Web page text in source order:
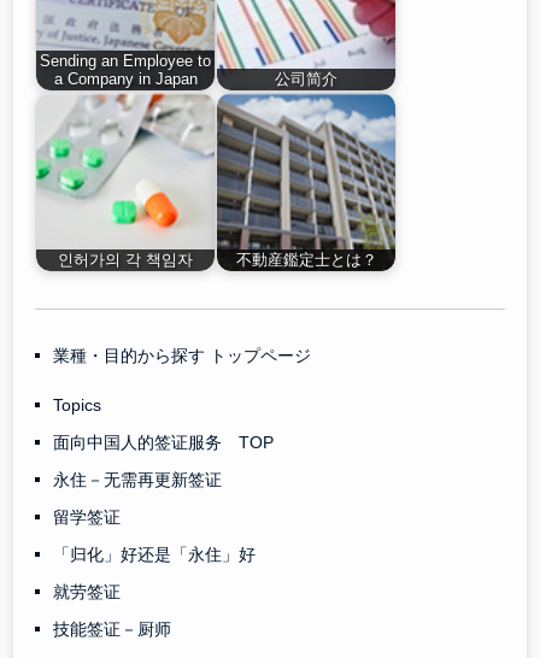
Sending an Employee to
a Company in Japan
公司简介
인허가의 각 책임자 不動産鑑定士とは？
業種・目的から探す トップページ
Topics
面向中国人的签证服务 TOP
永住－无需再更新签证
留学签证
「归化」好还是「永住」好
就劳签证
技能签证－厨师